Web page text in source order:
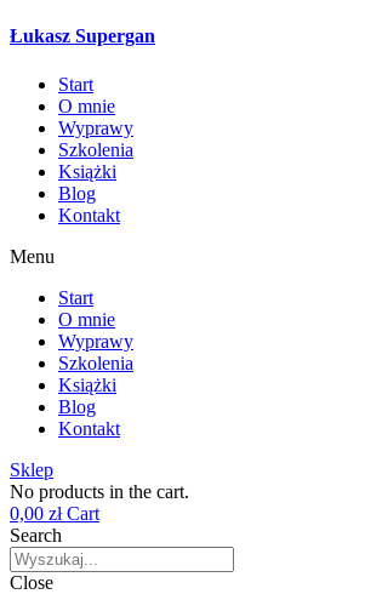
Łukasz Supergan
Start
O mnie
Wyprawy
Szkolenia
Książki
Blog
Kontakt
Menu
Start
O mnie
Wyprawy
Szkolenia
Książki
Blog
Kontakt
Sklep
No products in the cart.
0,00 zł Cart
Search
Close